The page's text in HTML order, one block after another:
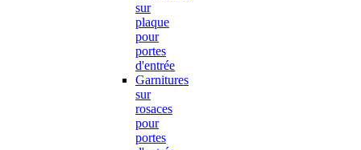
sur
plaque
pour
portes
d'entrée
Garnitures
sur
rosaces
pour
portes